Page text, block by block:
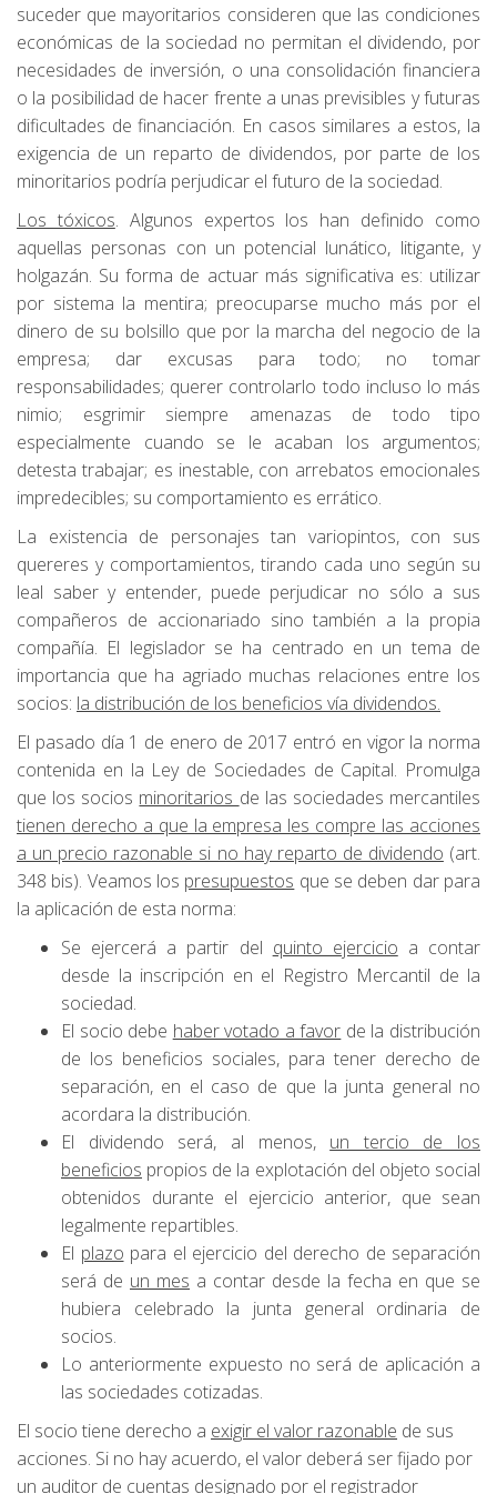
suceder que mayoritarios consideren que las condiciones
económicas de la sociedad no permitan el dividendo, por
necesidades de inversión, o una consolidación financiera
o la posibilidad de hacer frente a unas previsibles y futuras
dificultades de financiación. En casos similares a estos, la
exigencia de un reparto de dividendos, por parte de los
minoritarios podría perjudicar el futuro de la sociedad.
Los tóxicos. Algunos expertos los han definido como
aquellas personas con un potencial lunático, litigante, y
holgazán. Su forma de actuar más significativa es: utilizar
por sistema la mentira; preocuparse mucho más por el
dinero de su bolsillo que por la marcha del negocio de la
empresa; dar excusas para todo; no tomar
responsabilidades; querer controlarlo todo incluso lo más
nimio; esgrimir siempre amenazas de todo tipo
especialmente cuando se le acaban los argumentos;
detesta trabajar; es inestable, con arrebatos emocionales
impredecibles; su comportamiento es errático.
La existencia de personajes tan variopintos, con sus
quereres y comportamientos, tirando cada uno según su
leal saber y entender, puede perjudicar no sólo a sus
compañeros de accionariado sino también a la propia
compañía. El legislador se ha centrado en un tema de
importancia que ha agriado muchas relaciones entre los
socios: la distribución de los beneficios vía dividendos.
El pasado día 1 de enero de 2017 entró en vigor la norma
contenida en la Ley de Sociedades de Capital. Promulga
que los socios minoritarios de las sociedades mercantiles
tienen derecho a que la empresa les compre las acciones
a un precio razonable si no hay reparto de dividendo (art.
348 bis). Veamos los presupuestos que se deben dar para
la aplicación de esta norma:
Se ejercerá a partir del quinto ejercicio a contar
desde la inscripción en el Registro Mercantil de la
sociedad.
El socio debe haber votado a favor de la distribución
de los beneficios sociales, para tener derecho de
separación, en el caso de que la junta general no
acordara la distribución.
El dividendo será, al menos, un tercio de los
beneficios propios de la explotación del objeto social
obtenidos durante el ejercicio anterior, que sean
legalmente repartibles.
El plazo para el ejercicio del derecho de separación
será de un mes a contar desde la fecha en que se
hubiera celebrado la junta general ordinaria de
socios.
Lo anteriormente expuesto no será de aplicación a
las sociedades cotizadas.
El socio tiene derecho a exigir el valor razonable de sus
acciones. Si no hay acuerdo, el valor deberá ser fijado por
un auditor de cuentas designado por el registrador